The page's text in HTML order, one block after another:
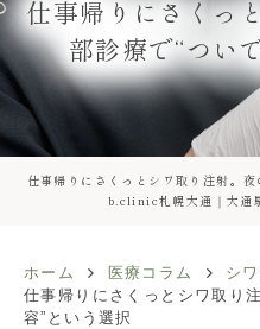
仕事帰りにさくっ
部診療で“つい
仕事帰りにさくっとシワ取り注射。
b.clinic札幌大通｜大通
ホーム 医療コラム シ
仕事帰りにさくっとシワ取り
容”という選択